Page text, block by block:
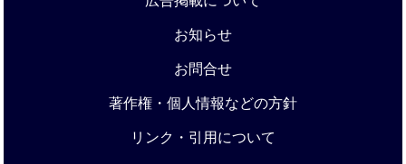
お知らせ
お問合せ
著作権・個人情報などの方針
リンク・引用について